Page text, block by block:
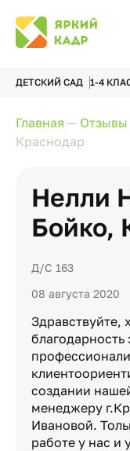
ДЕТСКИЙ САД 1-4
Главная — Отзывы
Краснодар
Нелли
Бойко,
Д/С 163
08 августа 2020
Здравствуйте,
благодарность
создании
менеджеру
Ивановой.
работе у нас и